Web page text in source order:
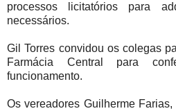
processos licitatórios para
necessários.
Gil Torres convidou os colegas
Farmácia Central para
funcionamento.
Os vereadores Guilherme